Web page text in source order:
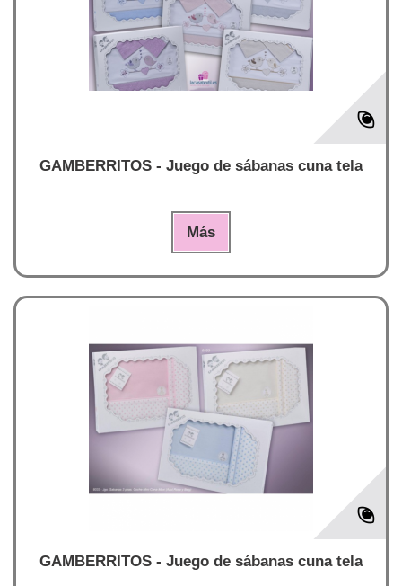
GAMBERRITOS - Juego de sábanas cuna tela
Más
GAMBERRITOS - Juego de sábanas cuna tela